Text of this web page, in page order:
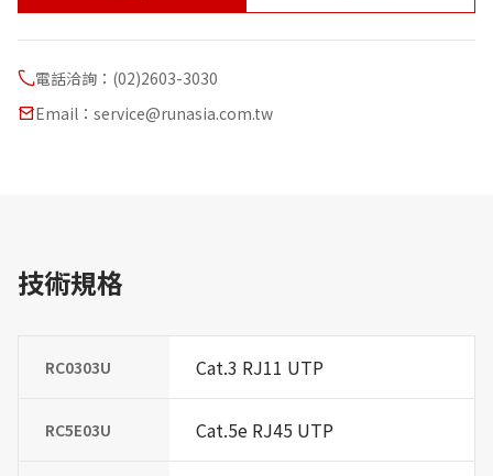
電話洽詢：(02)2603-3030
Email：service@runasia.com.tw
技術規格
RC0303U Cat.3 RJ11 UTP
RC5E03U Cat.5e RJ45 UTP